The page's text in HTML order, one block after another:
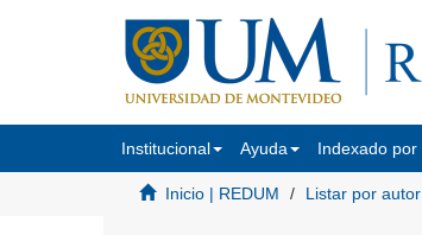
Institucional Ayuda Indexado por
Inicio | REDUM Listar por autor